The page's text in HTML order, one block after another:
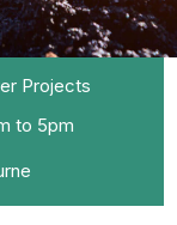
Projects
to 5pm